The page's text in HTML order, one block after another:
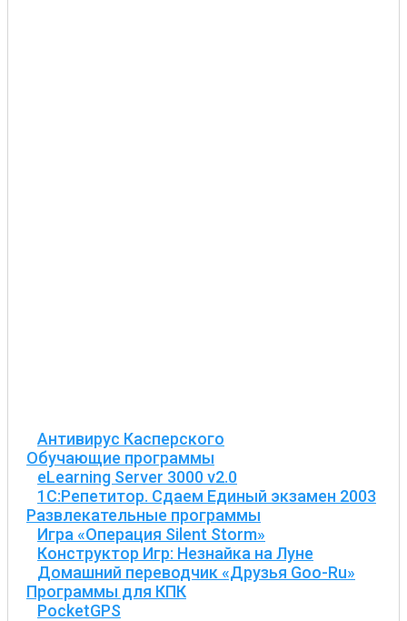
Антивирус Касперского
Обучающие программы
eLearning Server 3000 v2.0
1С:Репетитор. Сдаем Единый экзамен 2003
Развлекательные программы
Игра «Операция Silent Storm»
Конструктор Игр: Незнайка на Луне
Домашний переводчик «Друзья Goo-Ru»
Программы для КПК
PocketGPS